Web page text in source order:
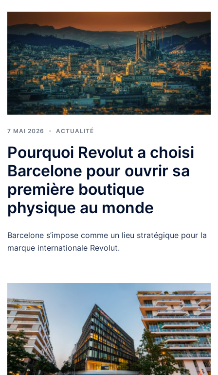
7 MAI 2026 ACTUALITÉ
Pourquoi Revolut a choisi
Barcelone pour ouvrir sa
première boutique
physique au monde
Barcelone s’impose comme un lieu stratégique pour la
marque internationale Revolut.